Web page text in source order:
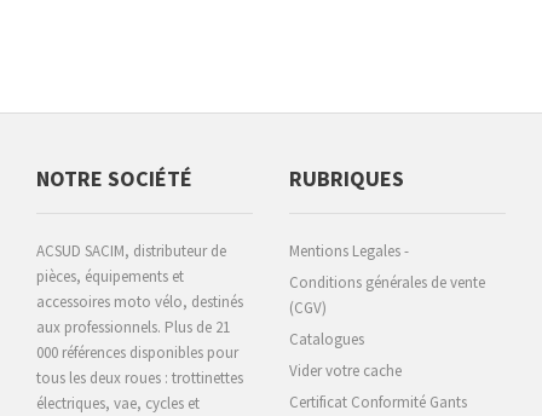
NOTRE SOCIÉTÉ
ACSUD SACIM, distributeur de
pièces, équipements et
accessoires moto vélo, destinés
aux professionnels. Plus de 21
000 références disponibles pour
tous les deux roues : trottinettes
électriques, vae, cycles et
RUBRIQUES
Mentions Legales -
Conditions générales de vente
(CGV)
Catalogues
Vider votre cache
Certificat Conformité Gants